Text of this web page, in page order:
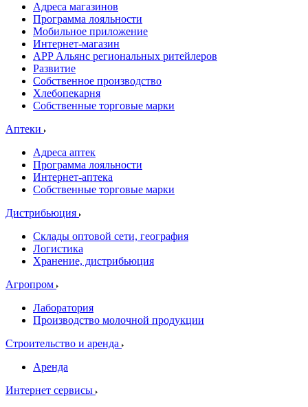
Адреса магазинов
Программа лояльности
Мобильное приложение
Интернет-магазин
APP Альянс региональных ритейлеров
Развитие
Собственное производство
Хлебопекарня
Собственные торговые марки
Аптеки
Адреса аптек
Программа лояльности
Интернет-аптека
Собственные торговые марки
Дистрибьюция
Склады оптовой сети, география
Логистика
Хранение, дистрибьюция
Агропром
Лаборатория
Производство молочной продукции
Строительство и аренда
Аренда
Интернет сервисы